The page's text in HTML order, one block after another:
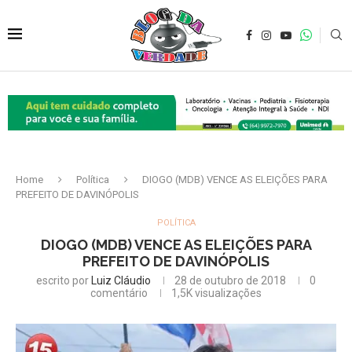
Home Política
DIOGO (MDB) VENCE AS ELEIÇÕES PARA
PREFEITO DE DAVINÓPOLIS
POLÍTICA
DIOGO (MDB) VENCE AS ELEIÇÕES PARA
PREFEITO DE DAVINÓPOLIS
escrito por Luiz Cláudio 28 de outubro de 2018
0
comentário
1,5Kvisualizações